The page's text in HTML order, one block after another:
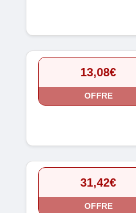
13,08€
OFFRE
31,42€
OFFRE